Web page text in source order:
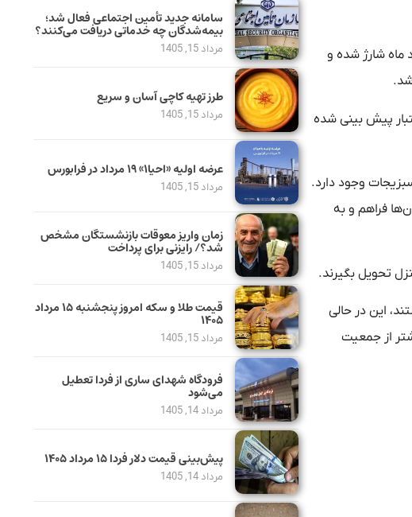
که رقم انتهای کدملی آنها ۰ و ۱ و ۲ بوده در پانزدهم خردادماه و کدهای ملی ۳ تا ۶ در ۲۰ خرداد ماه شارژ شده و
مبلغ کالابرگ به ازای هر نفر یک میلیون تومان است که بر اساس ۹۹۶ همت اعتبار پیش بینی شده
و سبزیجات وجود دارد.
فراهم و به
تحویل بگیرند.
کالابرگ هستند، این در حالی
است که نشان می‌دهد بیش از ۱۵ میلیون نفر بیشتر از جمعیت
سامانه جدید تأمین اجتماعی فعال شد؛
بیمه‌شدگان چه خدماتی دریافت می‌کنند؟
مرداد 15, 1405
طرز تهیه کاچی آسان و سریع
مرداد 15, 1405
عرضه اولیه «احیا۱» ۱۹ مرداد در فرابورس
مرداد 15, 1405
زمان واریز معوقات بازنشستگان مشخص
شد؟/ رایزنی برای پرداخت
مرداد 15, 1405
قیمت طلا و سکه امروز پنجشنبه ۱۵ مرداد
۱۴۰۵
مرداد 15, 1405
فرودگاه شهدای ساری از فردا تعطیل
می‌شود
مرداد 14, 1405
پیش‌بینی قیمت دلار فردا ۱۵ مرداد ۱۴۰۵
مرداد 14, 1405